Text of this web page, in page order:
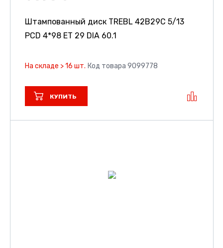
Штампованный диск TREBL 42B29C 5/13
PCD 4*98 ET 29 DIA 60.1
На складе > 16 шт. Код товара 9099778
КУПИТЬ